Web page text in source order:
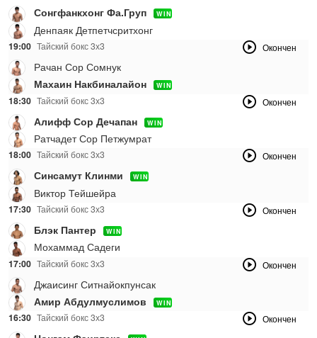
Сонгфанкхонг Фа.Груп WIN
Денпаяк Детпетчсритхонг
19:00 Тайский бокс 3х3 Окончен
Рачан Сор Сомнук
Махаин Накбиналайон
WIN
18:30 Тайский бокс 3х3 Окончен
Алифф Сор Дечапан WIN
Ратчадет Сор Петжумрат
18:00 Тайский бокс 3х3 Окончен
Синсамут Клинми WIN
Виктор Тейшейра
17:30 Тайский бокс 3х3 Окончен
Блэк Пантер WIN
Мохаммад Садеги
17:00 Тайский бокс 3х3 Окончен
Джаисинг Ситнайокпунсак
Амир Абдулмуслимов
WIN
16:30 Тайский бокс 3х3 Окончен